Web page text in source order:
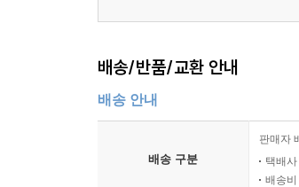
배송/반품/교환 안내
배송 안내
배송 구분
판매자
택배
배송